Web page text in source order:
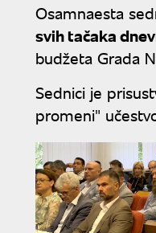
Osamnaesta
svih tačaka
budžeta Grada
Sednici je
promeni"